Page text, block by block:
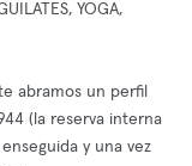
YOGA,
abramos un perfil
(la reserva interna
y una vez